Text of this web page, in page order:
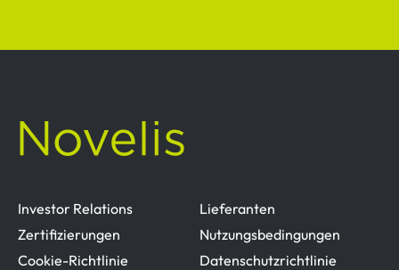
Investor Relations
Lieferanten
Zertifizierungen
Nutzungsbedingungen
Cookie-Richtlinie
Datenschutzrichtlinie